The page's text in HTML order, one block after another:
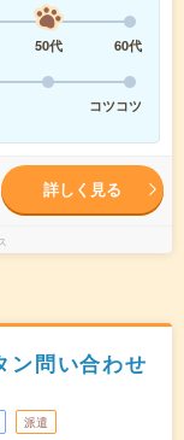
50代
60代
コツコツ
詳しく見る
ン問い合わせ
派遣